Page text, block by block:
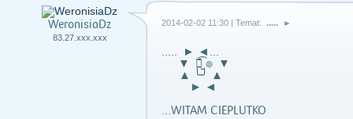
WeronisiaDz
83.27.xxx.xxx
2014-02-02 11:30 | Temat: ..... ►
..... ► ◄...
▼ ๏̮̃͡ ๏ ▼
▲ ╰╯ ▲
► ◄
…WITAM CIEPLUTKO